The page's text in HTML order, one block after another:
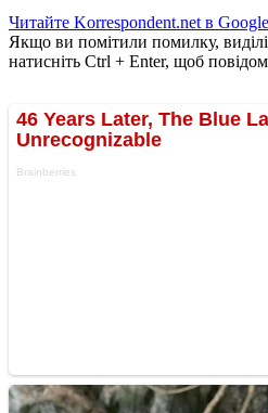
Читайте Korrespondent.net в
Якщо ви помітили помилку,
натисніть Ctrl + Enter, щоб